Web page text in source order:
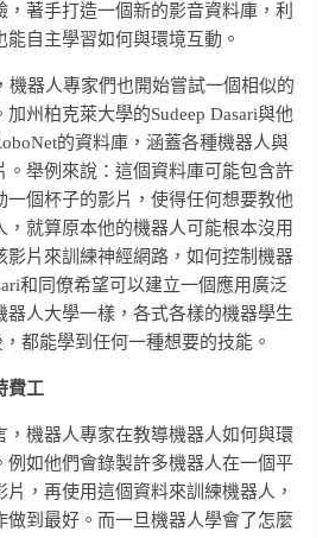
著手打造一個新的影音資料庫，利
自主學習如何與環境互動。
機器人專家們也開始嘗試一個相似的
州柏克萊大學的Sudeep Dasari與他
的資料庫，涵蓋各種機器人與
。舉例來說：這個資料庫可能包含許
一個杯子的影片，使得任何想要教他
，就算原本他的機器人可能根本沒用
影片來訓練神經網路，如何控制機器
和同僚希望可以建立一個應用廣泛
器人大學一樣，各式各樣的機器學生
都能學到任何一種想要的技能。
費工
，機器人專家在教導機器人如何與環
例如他們會錄製許多機器人在一個平
，再使用這個資料來訓練機器人，
做到最好。而一旦機器人學會了怎麼